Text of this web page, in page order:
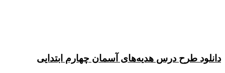
دانلود طرح درس هدیه‌های آسمان چهارم ابتدایی